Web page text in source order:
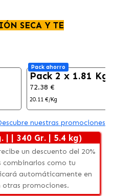
con
vitalidad de tu gato.
liofilizado para
delicioso.
SECA Y TE
Pack ahorro
Pack 2 x 1.81 Kg
72.38 €
20.11 €/Kg
nuestras promociones
| | 340 Gr. | 5.4 kg)
un descuento del 20%
combinarlos como tu
automáticamente en
promociones.